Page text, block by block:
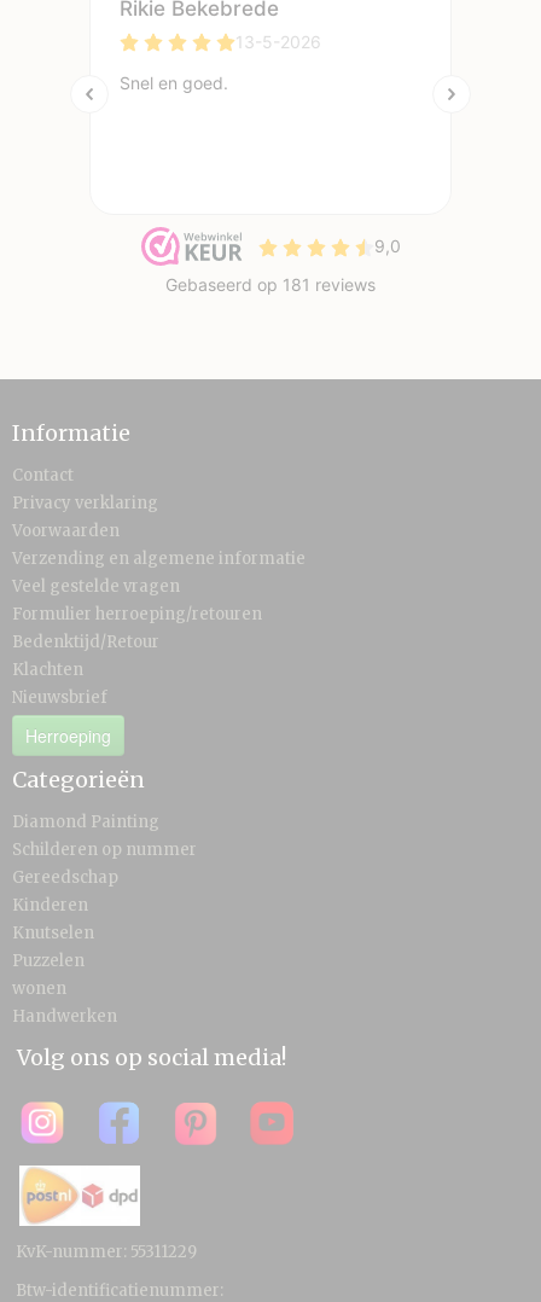
Informatie
Contact
Privacy verklaring
Voorwaarden
Verzending en algemene informatie
Veel gestelde vragen
Formulier herroeping/retouren
Bedenktijd/Retour
Klachten
Nieuwsbrief
Herroeping
Categorieën
Diamond Painting
Schilderen op nummer
Gereedschap
Kinderen
Knutselen
Puzzelen
wonen
Handwerken
Volg ons op social media!
KvK-nummer: 55311229
Btw-identificatienummer: